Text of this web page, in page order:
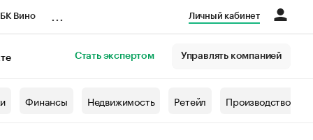
Вино Личный кабинет
Стать экспертом Управлять компанией
Финансы Недвижимость Ретейл Производство